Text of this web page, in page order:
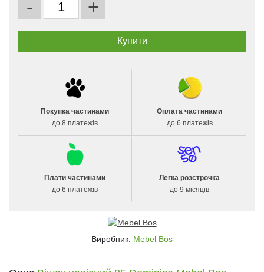
- +
Покупка частинами
до 8 платежів
Оплата частинами
до 6 платежів
Плати частинами
до 6 платежів
Легка розстрочка
до 9 місяців
Виробник: Mebel Bos